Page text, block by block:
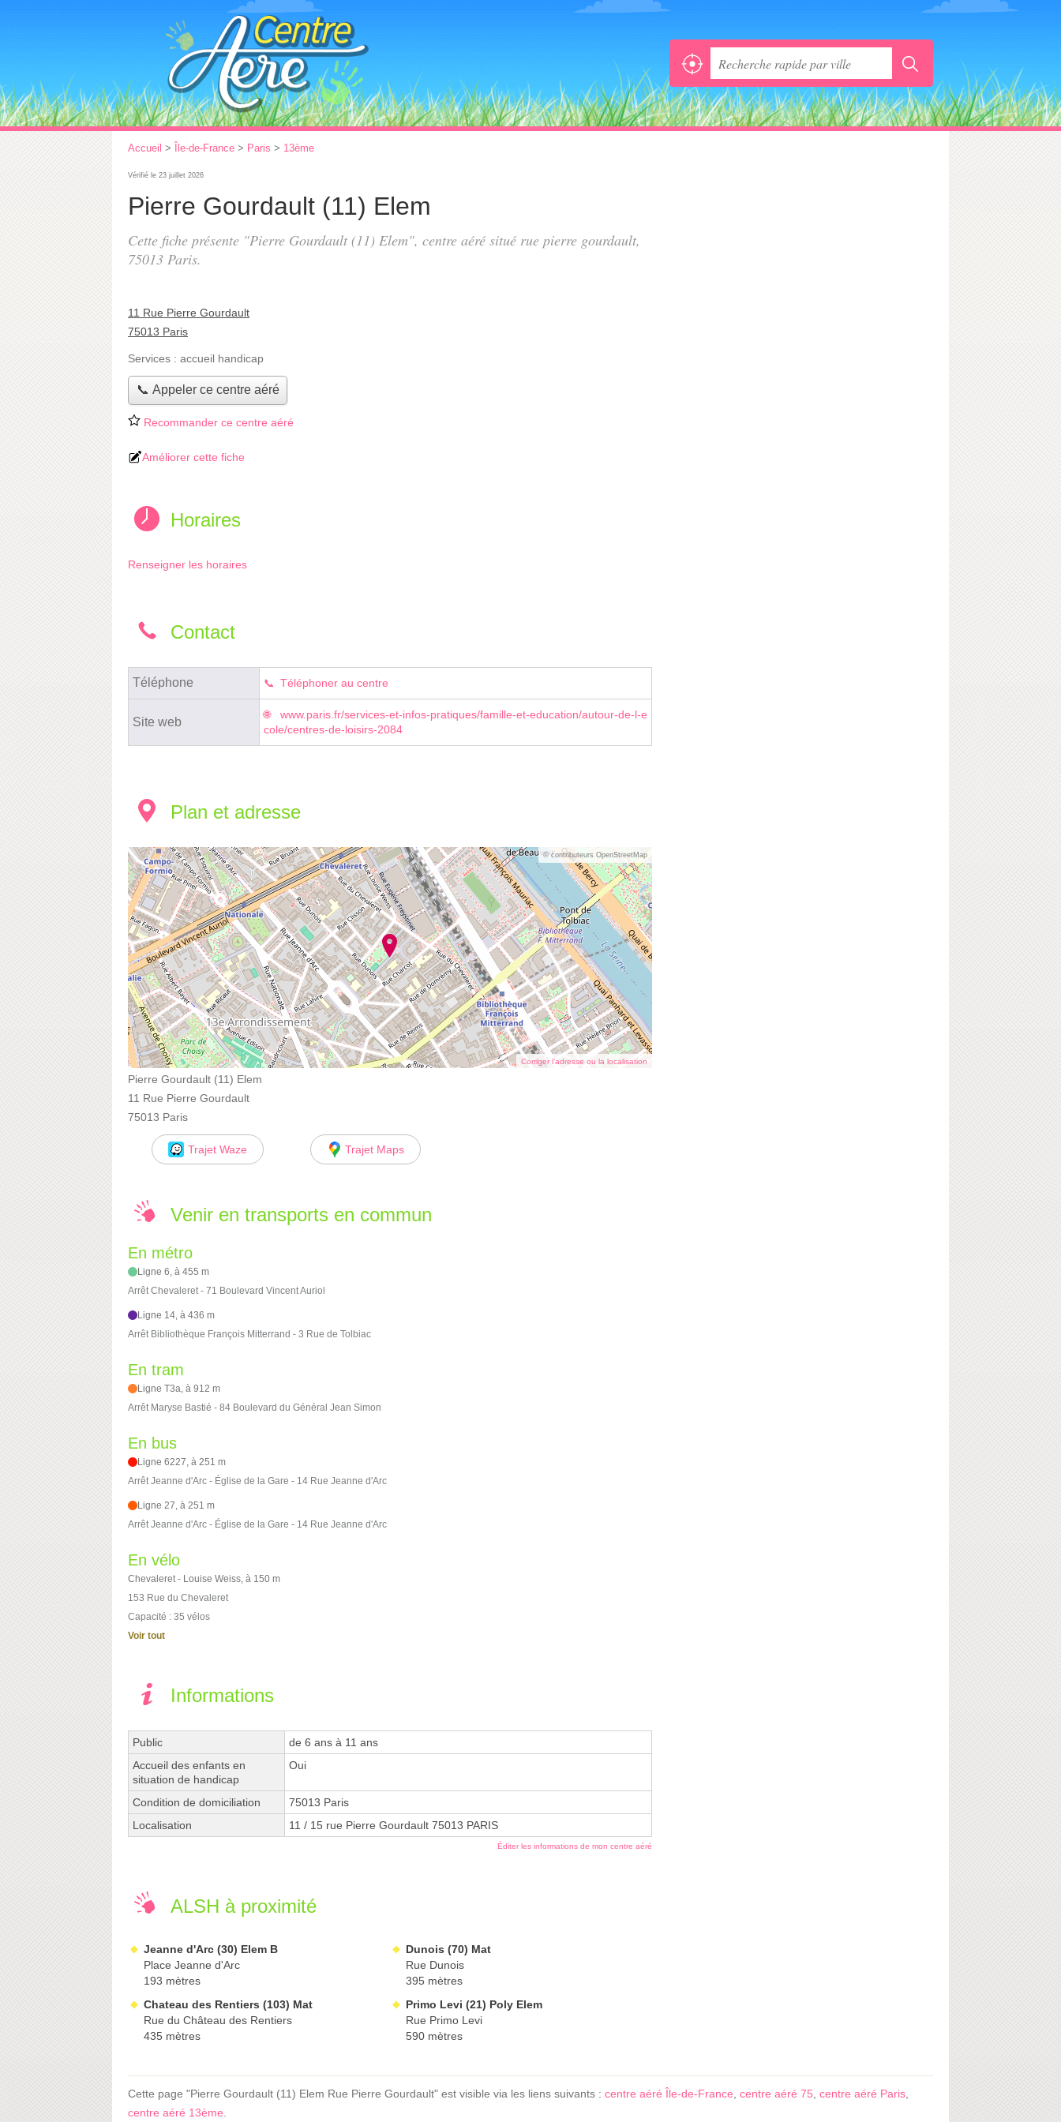
Accueil > Île-de-France > Paris > 13ème
Vérifié le 23 juillet 2026
Pierre Gourdault (11) Elem
Cette fiche présente "Pierre Gourdault (11) Elem", centre aéré situé rue pierre gourdault,
75013 Paris.
11 Rue Pierre Gourdault
75013 Paris
Services : accueil handicap
📞 Appeler ce centre aéré
Recommander ce centre aéré
Améliorer cette fiche
Horaires
Renseigner les horaires
Contact
Téléphone Téléphoner au centre
Site web
www.paris.fr/services-et-infos-pratiques/famille-et-education/autour-de-l-e
cole/centres-de-loisirs-2084
Plan et adresse
© contributeurs OpenStreetMap
Corriger l’adresse ou la localisation
Pierre Gourdault (11) Elem
11 Rue Pierre Gourdault
75013 Paris
Trajet Waze Trajet Maps
Venir en transports en commun
En métro
Ligne 6, à 455 m
Arrêt Chevaleret - 71 Boulevard Vincent Auriol
Ligne 14, à 436 m
Arrêt Bibliothèque François Mitterrand - 3 Rue de Tolbiac
En tram
Ligne T3a, à 912 m
Arrêt Maryse Bastié - 84 Boulevard du Général Jean Simon
En bus
Ligne 6227, à 251 m
Arrêt Jeanne d'Arc - Église de la Gare - 14 Rue Jeanne d'Arc
Ligne 27, à 251 m
Arrêt Jeanne d'Arc - Église de la Gare - 14 Rue Jeanne d'Arc
En vélo
Chevaleret - Louise Weiss, à 150 m
153 Rue du Chevaleret
Capacité : 35 vélos
Voir tout
Informations
Public
de 6 ans à 11 ans
Accueil des enfants en
situation de handicap
Oui
Condition de domiciliation
75013 Paris
Localisation
11 / 15 rue Pierre Gourdault 75013 PARIS
Éditer les informations de mon centre aéré
ALSH à proximité
Jeanne d'Arc (30) Elem B
Place Jeanne d'Arc
193 mètres
Dunois (70) Mat
Rue Dunois
395 mètres
Chateau des Rentiers (103) Mat
Rue du Château des Rentiers
435 mètres
Primo Levi (21) Poly Elem
Rue Primo Levi
590 mètres
Cette page "Pierre Gourdault (11) Elem Rue Pierre Gourdault" est visible via les liens suivants : centre aéré Île-de-France centre aéré 75 centre aéré Paris
centre aéré 13ème